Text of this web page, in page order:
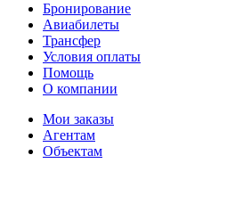
Бронирование
Авиабилеты
Трансфер
Условия оплаты
Помощь
О компании
Мои заказы
Агентам
Объектам